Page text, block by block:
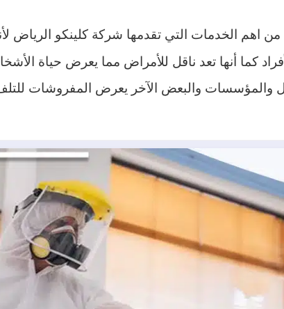
من اهم الخدمات التي تقدمها شركة كلينكو الرياض
كما أنها تعد ناقل للأمراض مما يعرض حياة
والمؤسسات والبعض الآخر يعرض المفروشات